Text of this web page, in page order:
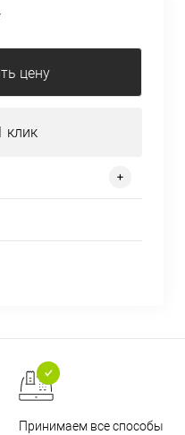
цену
клик
Принимаем все способы